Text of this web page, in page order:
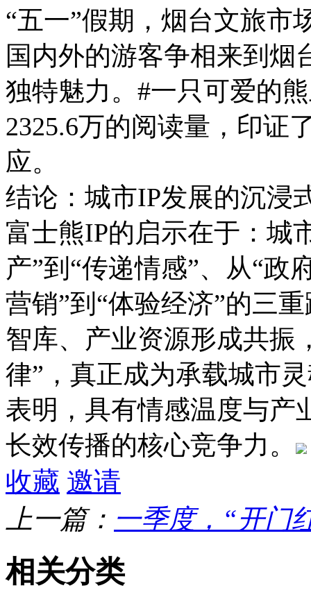
“五一”假期，烟台文旅市
国内外的游客争相来到烟
独特魅力。#一只可爱的
2325.6万的阅读量，印证
应。
结论：城市IP发展的沉浸
富士熊IP的启示在于：城
产”到“传递情感”、从“政
营销”到“体验经济”的三
智库、产业资源形成共振
律”，真正成为承载城市
表明，具有情感温度与产
长效传播的核心竞争力。
收藏 邀请
上一篇： 一季度，“开门
相关分类